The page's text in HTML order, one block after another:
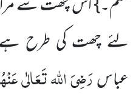
لئے چھت کی طرح
عباسرَضِیَ اللہ تَعَالٰی